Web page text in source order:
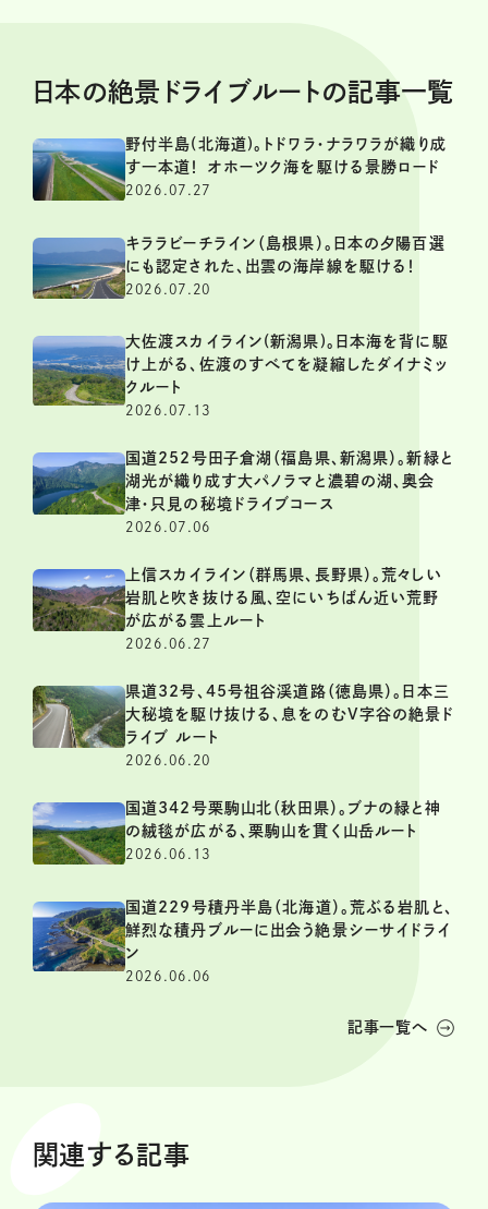
日本の絶景ドライブルートの記事一覧
野付半島(北海道)。トドワラ・ナラワラが織り成
す一本道！ オホーツク海を駆ける景勝ロード
2026.07.27
キララビーチライン（島根県）。日本の夕陽百選
にも認定された、出雲の海岸線を駆ける！
2026.07.20
大佐渡スカイライン(新潟県)。日本海を背に駆
け上がる、佐渡のすべてを凝縮したダイナミッ
クルート
2026.07.13
国道252号田子倉湖（福島県、新潟県）。新緑と
湖光が織り成す大パノラマと濃碧の湖、奥会
津・只見の秘境ドライブコース
2026.07.06
上信スカイライン（群馬県、長野県）。荒々しい
岩肌と吹き抜ける風、空にいちばん近い荒野
が広がる雲上ルート
2026.06.27
県道32号、45号祖谷渓道路（徳島県）。日本三
大秘境を駆け抜ける、息をのむV字谷の絶景ド
ライブ ルート
2026.06.20
国道342号栗駒山北（秋田県）。ブナの緑と神
の絨毯が広がる、栗駒山を貫く山岳ルート
2026.06.13
国道229号積丹半島（北海道）。荒ぶる岩肌と、
鮮烈な積丹ブルーに出会う絶景シーサイドライ
ン
2026.06.06
記事一覧へ
関連する記事